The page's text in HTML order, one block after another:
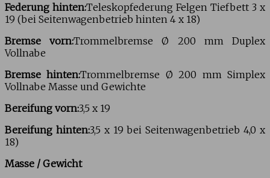
Federung hinten:Teleskopfederung Felgen Tiefbett 3 x
19 (bei Seitenwagenbetrieb hinten 4 x 18)
Bremse vorn:Trommelbremse Ø 200 mm Duplex
Vollnabe
Bremse hinten:Trommelbremse Ø 200 mm Simplex
Vollnabe Masse und Gewichte
Bereifung vorn:3,5 x 19
Bereifung hinten:3,5 x 19 bei Seitenwagenbetrieb 4,0 x
18)
Masse / Gewicht